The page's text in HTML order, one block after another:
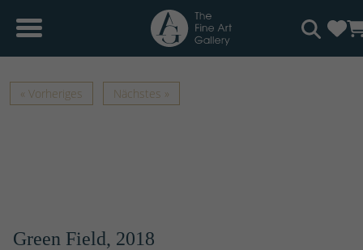
« Vorheriges Nächstes »
Green Field, 2018